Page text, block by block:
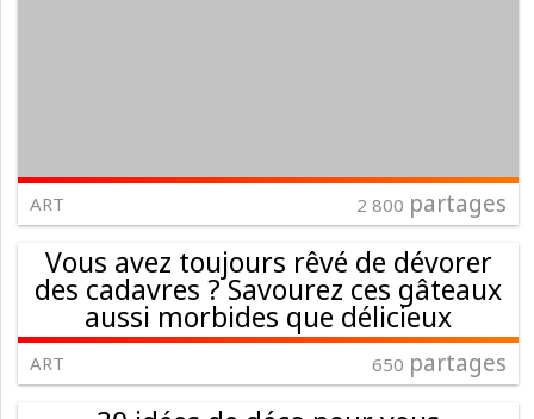
ART 2 800 partages
Vous avez toujours rêvé de dévorer
des cadavres ? Savourez ces gâteaux
aussi morbides que délicieux
ART 650 partages